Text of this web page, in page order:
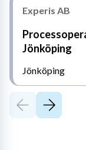
Experis AB
Jönköping
Jönköping